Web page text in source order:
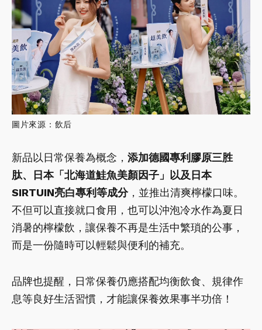
圖片來源：飲后
新品以日常保養為概念， 添加德國專利膠原三胜
肽、日本「北海道鮭魚美顏因子」以及日本
SIRTUIN亮白專利等成分，並推出清爽檸檬口味。
不但可以直接就口食用，也可以沖泡冷水作為夏日
消暑的檸檬飲，讓保養不再是生活中繁瑣的公事，
而是一份隨時可以輕鬆與便利的補充。
品牌也提醒，日常保養仍應搭配均衡飲食、規律作
息等良好生活習慣，才能讓保養效果事半功倍！